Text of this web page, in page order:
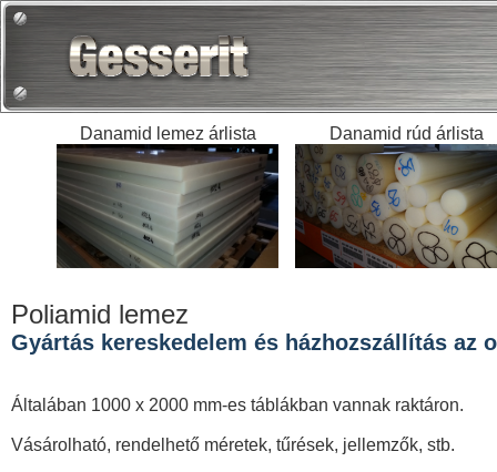
Danamid lemez árlista Danamid rúd árlista
Poliamid lemez
Gyártás kereskedelem és házhozszállítás
Általában 1000 x 2000 mm-es táblákban vannak raktáron.
Vásárolható, rendelhető méretek, tűrések, jellemzők, stb.